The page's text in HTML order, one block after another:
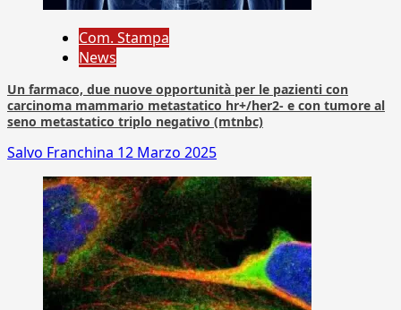
Com. Stampa
News
Un farmaco, due nuove opportunità per le pazienti con
carcinoma mammario metastatico hr+/her2- e con tumore al
seno metastatico triplo negativo (mtnbc)
Salvo Franchina 12 Marzo 2025